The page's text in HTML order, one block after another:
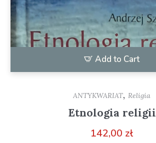
Add to Cart
ANTYKWARIAT, Religia
Etnologia religii
142,00 zł